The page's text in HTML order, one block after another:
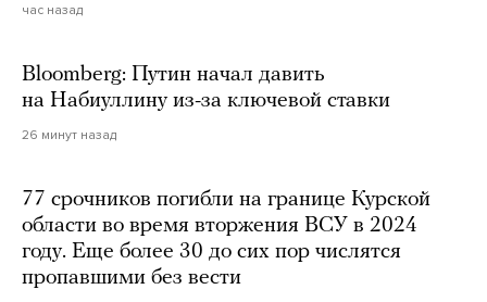
час назад
Bloomberg: Путин начал давить
на Набиуллину из-за ключевой ставки
26 минут назад
77 срочников погибли на границе Курской
области во время вторжения ВСУ в 2024
году. Еще более 30 до сих пор числятся
пропавшими без вести